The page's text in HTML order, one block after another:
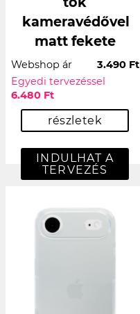
kameravédővel
matt fekete
Webshop ár
3.490 Ft
Egyedi tervezéssel
6.480 Ft
részletek
INDULHAT A
TERVEZÉS